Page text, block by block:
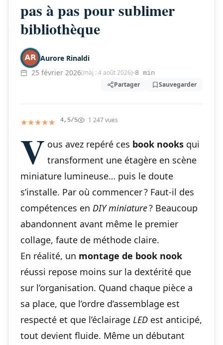
pas à pas pour sublimer
bibliothèque
Aurore Rinaldi
25 février 2026(màj : 4 août 2026) 8 min
Partager Sauvegarder
★★★★★
★★★★★ 4,5/5 1 247 vues
V ous avez repéré ces book nooks qui
transforment une étagère en scène
miniature lumineuse… puis le doute
s’installe. Par où commencer ? Faut-il des
compétences en DIY miniature? Beaucoup
abandonnent avant même le premier
collage, faute de méthode claire.
En réalité, un montage de book nook
réussi repose moins sur la dextérité que
sur l’organisation. Quand chaque pièce a
sa place, que l’ordre d’assemblage est
respecté et que l’éclairage LED est anticipé,
tout devient fluide. Même un débutant